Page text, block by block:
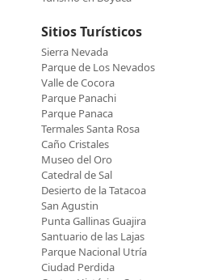
Sitios Turísticos
Sierra Nevada
Parque de Los Nevados
Valle de Cocora
Parque Panachi
Parque Panaca
Termales Santa Rosa
Caño Cristales
Museo del Oro
Catedral de Sal
Desierto de la Tatacoa
San Agustin
Punta Gallinas Guajira
Santuario de las Lajas
Parque Nacional Utría
Ciudad Perdida